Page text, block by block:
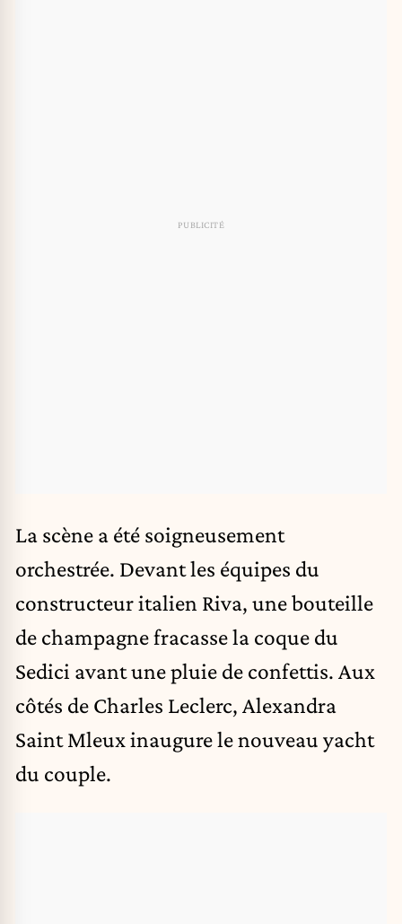
La scène a été soigneusement
orchestrée. Devant les équipes du
constructeur italien Riva, une bouteille
de champagne fracasse la coque du
Sedici avant une pluie de confettis. Aux
côtés de Charles Leclerc, Alexandra
Saint Mleux inaugure le nouveau yacht
du couple.